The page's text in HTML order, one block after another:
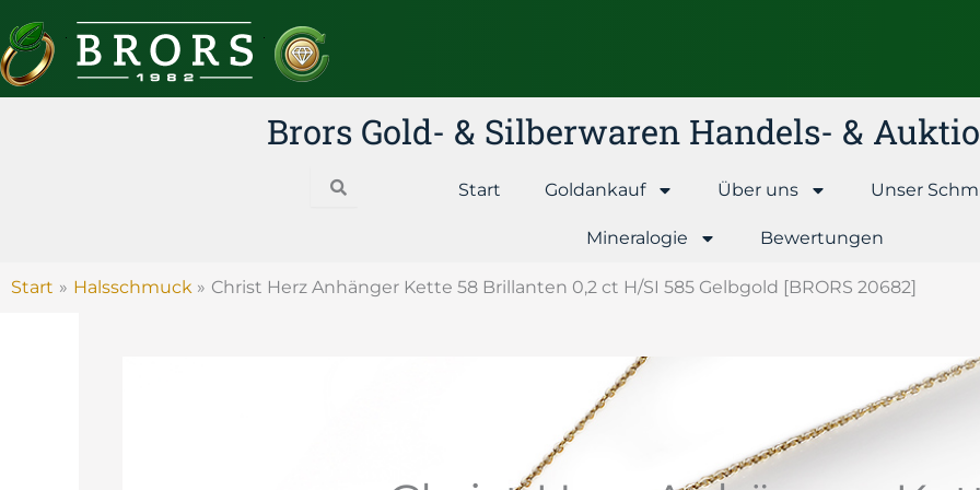
Inhalt
springen
Brors Gold- & Silberwaren Handels- &
Search
Start Goldankauf Über uns Unser
Mineralogie Bewertungen
Start Halsschmuck Christ Herz Anhänger Kette 58 Brillanten 0,2 ct H/SI 585 Gelbgold [BRORS 20682]